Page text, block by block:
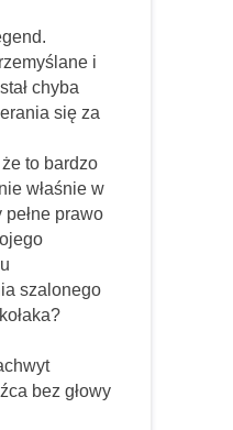
i
chyba
się za
to bardzo
właśnie w
prawo
szalonego
bez głowy